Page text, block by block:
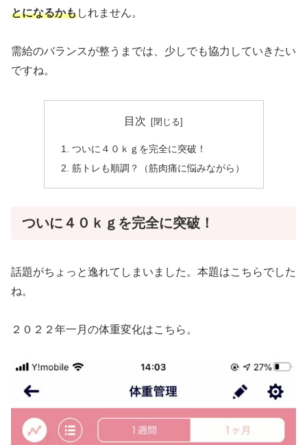
とになるかもしれません。
需給のバランスが整うまでは、少しでも協力していきたい
ですね。
目次
ついに４０ｋｇを完全に突破！
筋トレも順調？（筋肉痛に悩みながら）
ついに４０ｋｇを完全に突破！
話題がちょっと逸れてしまいました。本題はこちらでした
ね。
２０２２年一月の体重変化はこちら。